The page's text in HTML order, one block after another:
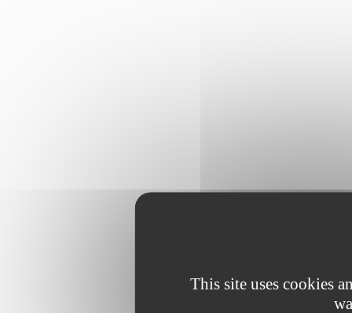
This site uses cookies